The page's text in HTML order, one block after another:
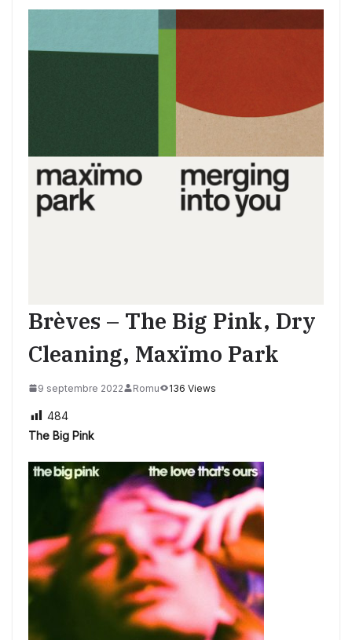
Brèves – The Big Pink, Dry
Cleaning, Maxïmo Park
9 septembre 2022 Romu 136 Views
484
The Big Pink